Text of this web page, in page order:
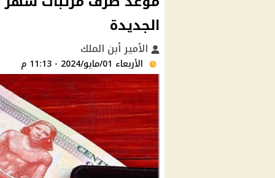
الجديدة
الأمير أبن الملك
الأربعاء 01/مايو/2024 - 11:13 م